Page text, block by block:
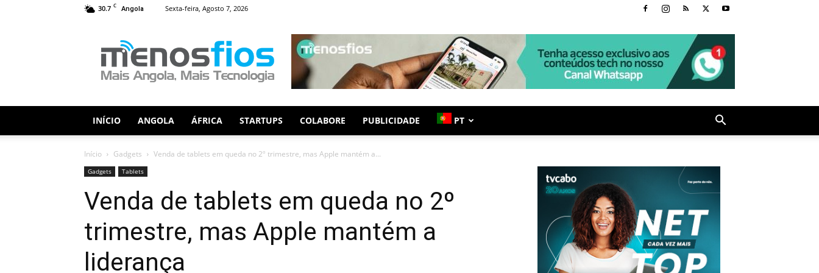
30.7 C Angola Sexta-feira, Agosto 7, 2026
Fios
INÍCIO ANGOLA ÁFRICA STARTUPS COLABORE PUBLICIDADE PT
Início Gadgets Venda de tablets em queda no 2º trimestre, mas Apple mantém a...
Gadgets Tablets
Venda de tablets em queda no 2º
trimestre, mas Apple mantém a
liderança